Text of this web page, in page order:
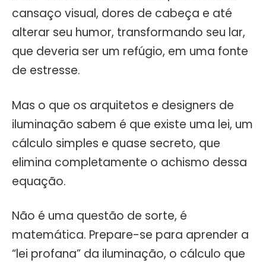
cansaço visual, dores de cabeça e até
alterar seu humor, transformando seu lar,
que deveria ser um refúgio, em uma fonte
de estresse.
Mas o que os arquitetos e designers de
iluminação sabem é que existe uma lei, um
cálculo simples e quase secreto, que
elimina completamente o achismo dessa
equação.
Não é uma questão de sorte, é
matemática. Prepare-se para aprender a
“lei profana” da iluminação, o cálculo que